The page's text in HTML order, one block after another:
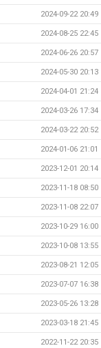
2024-09-22 20:49
2024-08-25 22:45
2024-06-26 20:57
2024-05-30 20:13
2024-04-01 21:24
2024-03-26 17:34
2024-03-22 20:52
2024-01-06 21:01
2023-12-01 20:14
2023-11-18 08:50
2023-11-08 22:07
2023-10-29 16:00
2023-10-08 13:55
2023-08-21 12:05
2023-07-07 16:38
2023-05-26 13:28
2023-03-18 21:45
2022-11-22 20:35